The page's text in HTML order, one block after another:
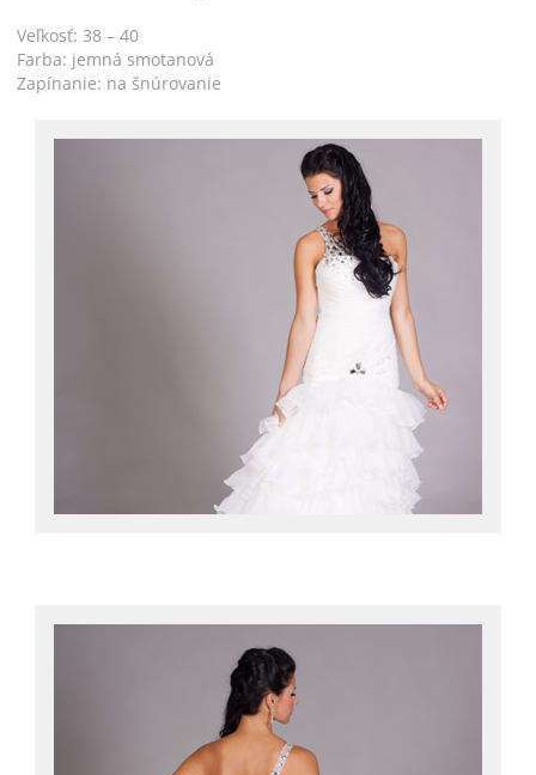
Veľkosť: 38 – 40
Farba: jemná smotanová
Zapínanie: na šnúrovanie